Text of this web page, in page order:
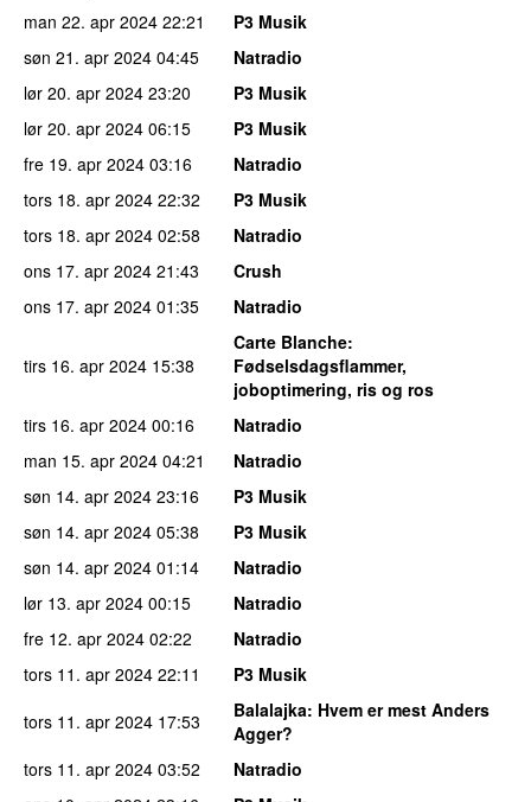
man 22. apr 2024 22:21
P3 Musik
søn 21. apr 2024 04:45
Natradio
lør 20. apr 2024 23:20
P3 Musik
lør 20. apr 2024 06:15
P3 Musik
fre 19. apr 2024 03:16
Natradio
tors 18. apr 2024 22:32
P3 Musik
tors 18. apr 2024 02:58
Natradio
ons 17. apr 2024 21:43
Crush
ons 17. apr 2024 01:35 Natradio
tirs 16. apr 2024 15:38
Carte Blanche:
Fødselsdagsflammer,
joboptimering, ris og ros
tirs 16. apr 2024 00:16
Natradio
man 15. apr 2024 04:21
Natradio
søn 14. apr 2024 23:16
P3 Musik
søn 14. apr 2024 05:38
P3 Musik
søn 14. apr 2024 01:14
Natradio
lør 13. apr 2024 00:15
Natradio
fre 12. apr 2024 02:22
Natradio
tors 11. apr 2024 22:11
P3 Musik
tors 11. apr 2024 17:53 Balalajka: Hvem er mest Anders
Agger?
tors 11. apr 2024 03:52
Natradio